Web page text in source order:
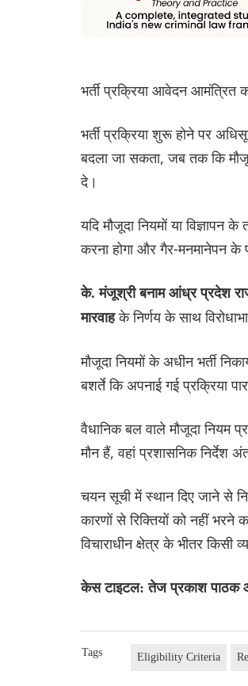
भर्ती प्रक्रिया आवेदन आमंत्रित
भर्ती प्रक्रिया शुरू होने पर
बदला जा सकता, जब तक कि
दे।
यदि मौजूदा नियमों या विज्ञापन
करना होगा और गैर-मनमानेपन के
के. मंजूश्री बनाम आंध्र प्रदेश
मारवाहके निर्णय के साथ
मौजूदा नियमों के अधीन भर्ती
बशर्ते कि अपनाई गई प्रक्रिया
वैधानिक बल वाले मौजूदा नियम
मौन हैं, वहां प्रशासनिक निर्देश
चयन सूची में स्थान दिए जाने से
कारणों से रिक्तियों को नहीं
विचाराधीन क्षेत्र के भीतर
केस टाइटल: तेज प्रकाश पाठक
Tags Eligibility Criteria